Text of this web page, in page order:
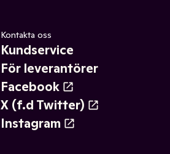
Kontakta oss
Kundservice
För leverantörer
Facebook
X (f.d Twitter)
Instagram